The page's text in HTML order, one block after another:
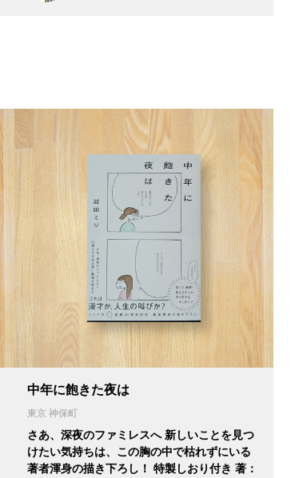
中年に飽きた夜は
東京 神保町
さあ、深夜のファミレスへ 新しいことを見つ
けたい気持ちは、この胸の中で枯れずにいる
著者渾身の描き下ろし！ 特製しおり付き 著：